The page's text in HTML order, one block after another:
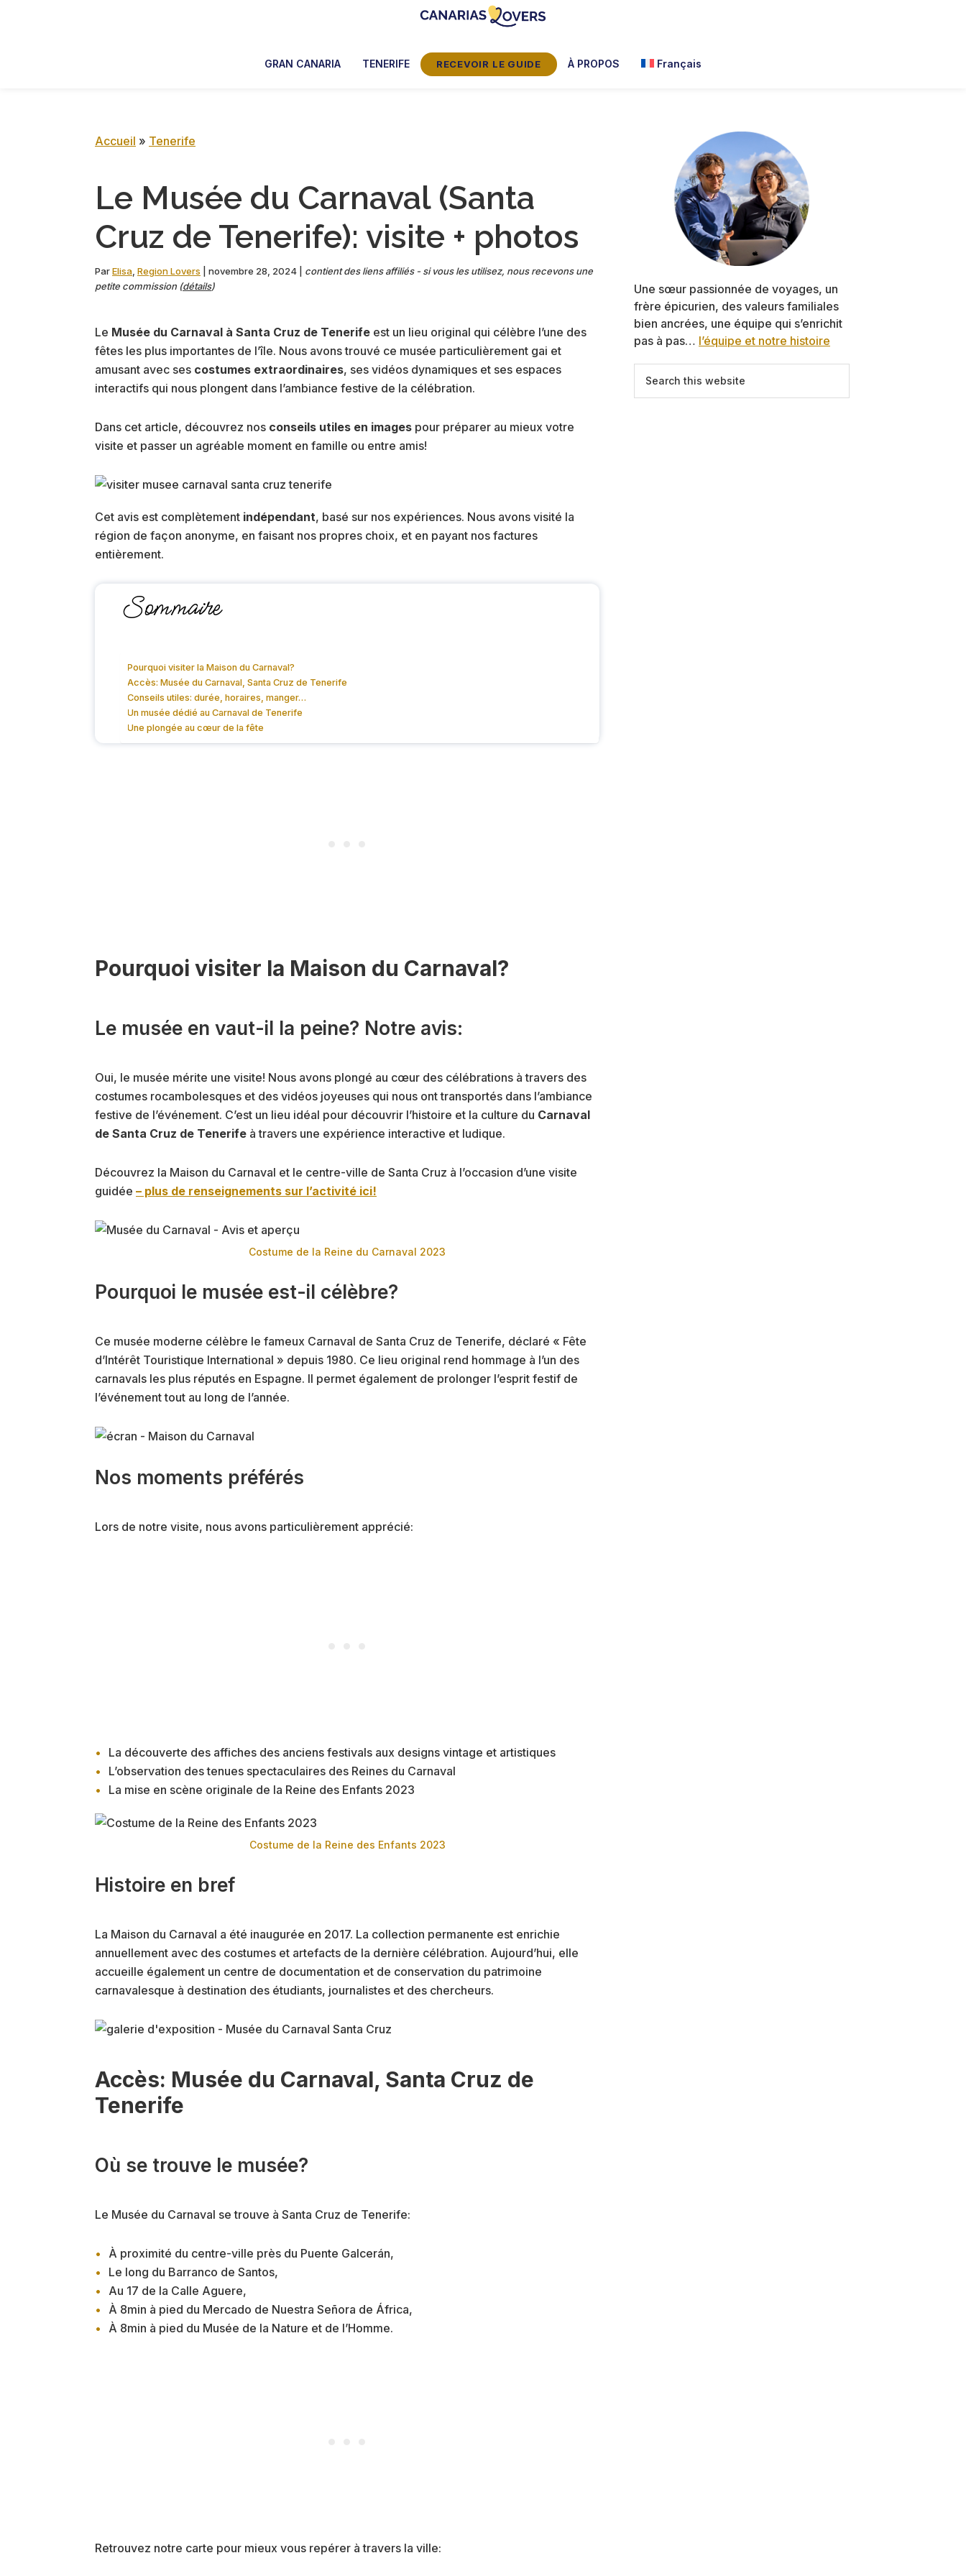
Lovers:
Tenerife
blog
GRAN CANARIA TENERIFE RECEVOIR LE GUIDE À PROPOS Français
Accueil » Tenerife
Le Musée du Carnaval (Santa
Cruz de Tenerife): visite + photos
ParElisa Region Lovers novembre 28, 2024
contient des liens affiliés - si vous les utilisez, nous recevons une
petite commission (détails)
Le Musée du Carnaval à Santa Cruz de Tenerife est un lieu original qui célèbre l’une des
fêtes les plus importantes de l’île. Nous avons trouvé ce musée particulièrement gai et
amusant avec ses costumes extraordinaires, ses vidéos dynamiques et ses espaces
interactifs qui nous plongent dans l’ambiance festive de la célébration.
Dans cet article, découvrez nos conseils utiles en images pour préparer au mieux votre
visite et passer un agréable moment en famille ou entre amis!
Cet avis est complètement indépendant, basé sur nos expériences. Nous avons visité la
région de façon anonyme, en faisant nos propres choix, et en payant nos factures
entièrement.
Sommaire
Pourquoi visiter la Maison du Carnaval?
Accès: Musée du Carnaval, Santa Cruz de Tenerife
Conseils utiles: durée, horaires, manger…
Un musée dédié au Carnaval de Tenerife
Une plongée au cœur de la fête
Pourquoi visiter la Maison du Carnaval?
Le musée en vaut-il la peine? Notre avis:
Oui, le musée mérite une visite! Nous avons plongé au cœur des célébrations à travers des
costumes rocambolesques et des vidéos joyeuses qui nous ont transportés dans l’ambiance
festive de l’événement. C’est un lieu idéal pour découvrir l’histoire et la culture du Carnaval
de Santa Cruz de Tenerife à travers une expérience interactive et ludique.
Découvrez la Maison du Carnaval et le centre-ville de Santa Cruz à l’occasion d’une visite
guidée – plus de renseignements sur l’activité ici!
Costume de la Reine du Carnaval 2023
Pourquoi le musée est-il célèbre?
Ce musée moderne célèbre le fameux Carnaval de Santa Cruz de Tenerife, déclaré « Fête
d’Intérêt Touristique International » depuis 1980. Ce lieu original rend hommage à l’un des
carnavals les plus réputés en Espagne. Il permet également de prolonger l’esprit festif de
l’événement tout au long de l’année.
Nos moments préférés
Lors de notre visite, nous avons particulièrement apprécié:
La découverte des affiches des anciens festivals aux designs vintage et artistiques
L’observation des tenues spectaculaires des Reines du Carnaval
La mise en scène originale de la Reine des Enfants 2023
Costume de la Reine des Enfants 2023
Histoire en bref
La Maison du Carnaval a été inaugurée en 2017. La collection permanente est enrichie
annuellement avec des costumes et artefacts de la dernière célébration. Aujourd’hui, elle
accueille également un centre de documentation et de conservation du patrimoine
carnavalesque à destination des étudiants, journalistes et des chercheurs.
Accès: Musée du Carnaval, Santa Cruz de
Tenerife
Où se trouve le musée?
Le Musée du Carnaval se trouve à Santa Cruz de Tenerife:
À proximité du centre-ville près du Puente Galcerán,
Le long du Barranco de Santos,
Au 17 de la Calle Aguere,
À 8min à pied du Mercado de Nuestra Señora de África,
À 8min à pied du Musée de la Nature et de l’Homme.
Retrouvez notre carte pour mieux vous repérer à travers la ville:
Primary
Sidebar
Une sœur passionnée de voyages, un
frère épicurien, des valeurs familiales
bien ancrées, une équipe qui s’enrichit
pas à pas… l’équipe et notre histoire
this